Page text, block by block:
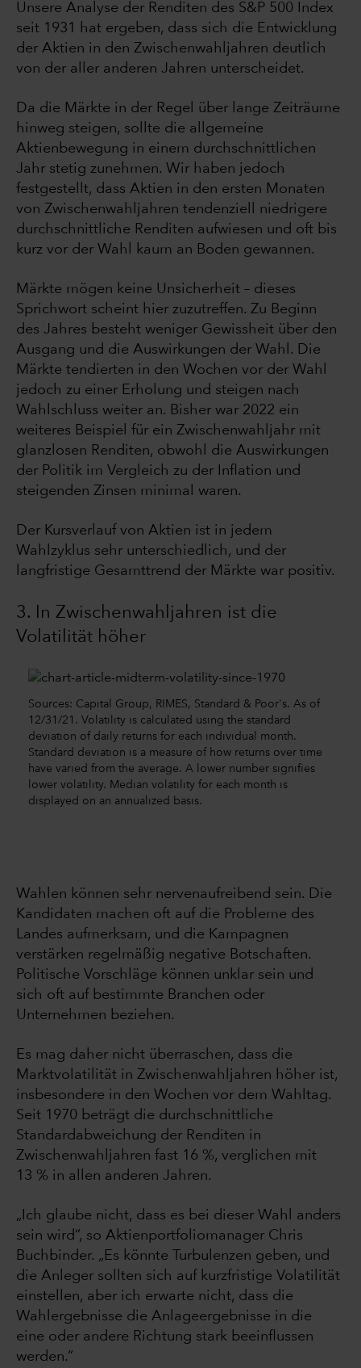
Unsere Analyse der Renditen des S&P 500 Index
seit 1931 hat ergeben, dass sich die Entwicklung
der Aktien in den Zwischenwahljahren deutlich
von der aller anderen Jahren unterscheidet.
Da die Märkte in der Regel über lange Zeiträume
hinweg steigen, sollte die allgemeine
Aktienbewegung in einem durchschnittlichen
Jahr stetig zunehmen. Wir haben jedoch
festgestellt, dass Aktien in den ersten Monaten
von Zwischenwahljahren tendenziell niedrigere
durchschnittliche Renditen aufwiesen und oft bis
kurz vor der Wahl kaum an Boden gewannen.
Märkte mögen keine Unsicherheit – dieses
Sprichwort scheint hier zuzutreffen. Zu Beginn
des Jahres besteht weniger Gewissheit über den
Ausgang und die Auswirkungen der Wahl. Die
Märkte tendierten in den Wochen vor der Wahl
jedoch zu einer Erholung und steigen nach
Wahlschluss weiter an. Bisher war 2022 ein
weiteres Beispiel für ein Zwischenwahljahr mit
glanzlosen Renditen, obwohl die Auswirkungen
der Politik im Vergleich zu der Inflation und
steigenden Zinsen minimal waren.
Der Kursverlauf von Aktien ist in jedem
Wahlzyklus sehr unterschiedlich, und der
langfristige Gesamttrend der Märkte war positiv.
3. In Zwischenwahljahren ist die
Volatilität höher
Sources: Capital Group, RIMES, Standard & Poor's. As of
12/31/21. Volatility is calculated using the standard
deviation of daily returns for each individual month.
Standard deviation is a measure of how returns over time
have varied from the average. A lower number signifies
lower volatility. Median volatility for each month is
displayed on an annualized basis.
Wahlen können sehr nervenaufreibend sein. Die
Kandidaten machen oft auf die Probleme des
Landes aufmerksam, und die Kampagnen
verstärken regelmäßig negative Botschaften.
Politische Vorschläge können unklar sein und
sich oft auf bestimmte Branchen oder
Unternehmen beziehen.
Es mag daher nicht überraschen, dass die
Marktvolatilität in Zwischenwahljahren höher ist,
insbesondere in den Wochen vor dem Wahltag.
Seit 1970 beträgt die durchschnittliche
Standardabweichung der Renditen in
Zwischenwahljahren fast 16 %, verglichen mit
13 % in allen anderen Jahren.
„Ich glaube nicht, dass es bei dieser Wahl anders
sein wird“, so Aktienportfoliomanager Chris
Buchbinder. „Es könnte Turbulenzen geben, und
die Anleger sollten sich auf kurzfristige Volatilität
einstellen, aber ich erwarte nicht, dass die
Wahlergebnisse die Anlageergebnisse in die
eine oder andere Richtung stark beeinflussen
werden.“